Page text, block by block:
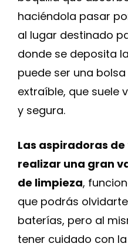
haciéndola pasar
al lugar destinado
donde se deposita
puede ser una
extraíble, que suele
y segura.
Las aspiradoras
realizar una gran
de limpieza,
que podrás
baterías, pero al
tener cuidado con